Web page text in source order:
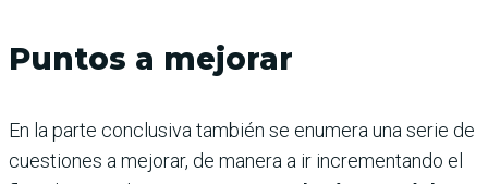
Puntos a mejorar
En la parte conclusiva también se enumera una serie de
cuestiones a mejorar, de manera a ir incrementando el